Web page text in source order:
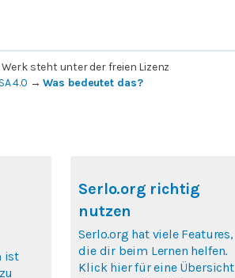
Werk steht unter der freien Lizenz
4.0 →Was bedeutet das?
ist
Serlo.org richtig
nutzen
Serlo.org hat viele Features,
die dir beim Lernen helfen.
Klick hier für eine Übersicht